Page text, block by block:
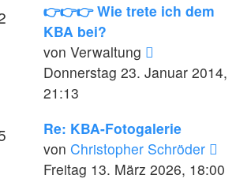
👉👉👉 Wie trete ich dem
KBA bei?
von Verwaltung
Beitrag
Donnerstag 23. Januar 2014,
21:13
Re: KBA-Fotogalerie
von Christopher Schröder
Freitag 13. März 2026, 18:00